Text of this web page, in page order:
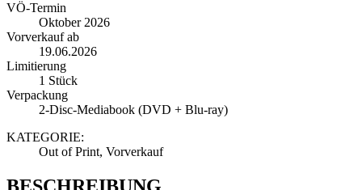
VÖ-Termin
Oktober 2026
Vorverkauf ab
19.06.2026
Limitierung
1 Stück
Verpackung
2-Disc-Mediabook (DVD + Blu-ray)
KATEGORIE:
Out of Print, Vorverkauf